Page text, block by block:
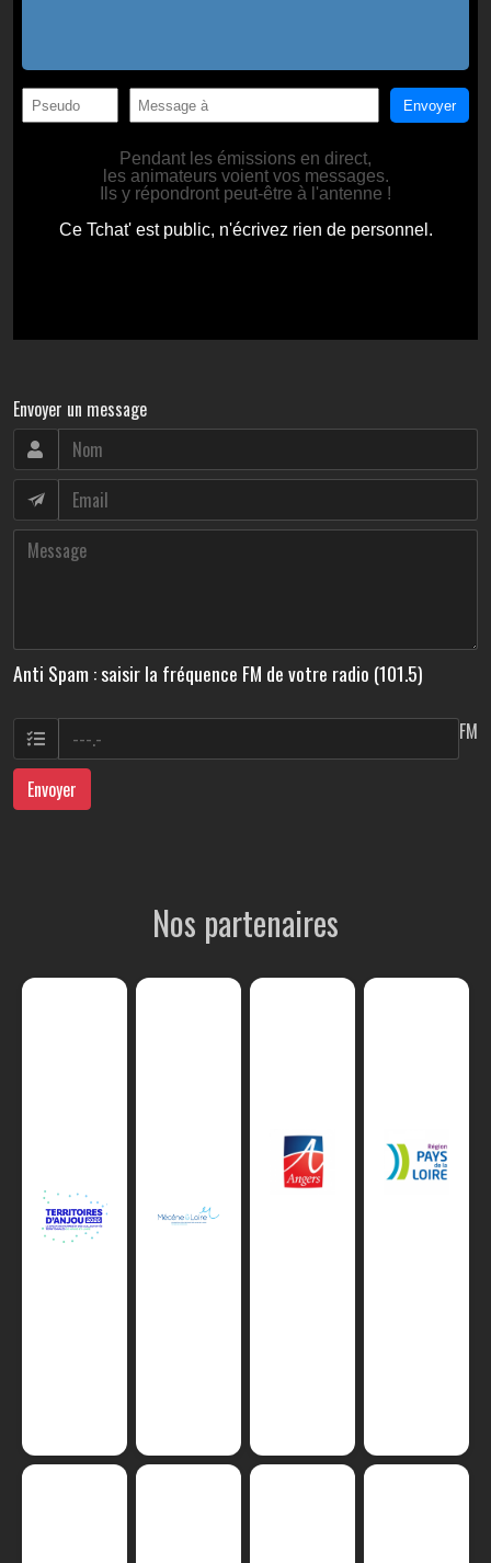
Envoyer un message
Anti Spam : saisir la fréquence FM de votre radio (101.5)
FM
Envoyer
Nos partenaires